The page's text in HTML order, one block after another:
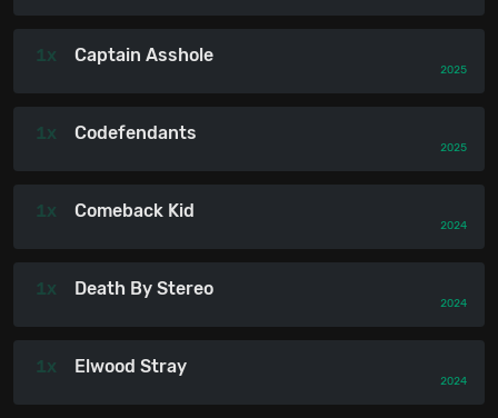
1x Captain Asshole
2025
1x Codefendants
2025
1x Comeback Kid
2024
1x Death By Stereo
2024
1x Elwood Stray
2024